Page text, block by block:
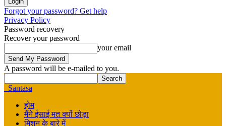
Forgot your password? Get help
Privacy Policy
Password recovery
Recover your password
your email
A password will be e-mailed to you.
Santasa
होम
मैंने ईसाई मत क्यों छोड़ा
मिशन के बारे में